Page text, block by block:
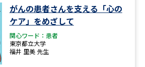
個人情報取扱規定
テレメール進学カタログ
訂正のご案内
がんの患者さんを支える「心の
ケア」をめざして
関心ワード：患者
東京都立大学
福井 里美 先生